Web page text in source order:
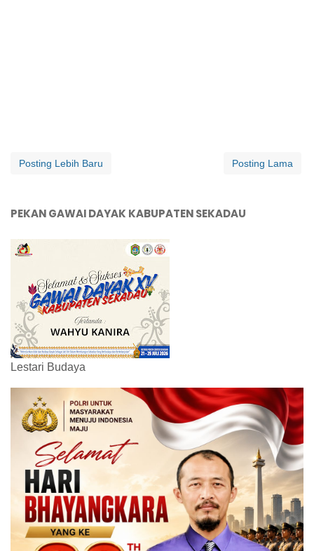
Posting Lebih Baru Posting Lama
PEKAN GAWAI DAYAK KABUPATEN SEKADAU
Lestari Budaya